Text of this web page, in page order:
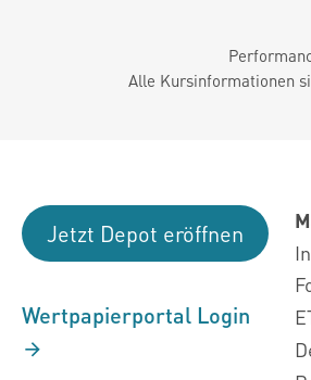
Alle Kursinformationen
Jetzt Depot eröffnen
Wertpapierportal Login